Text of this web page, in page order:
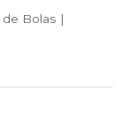
Bolas |